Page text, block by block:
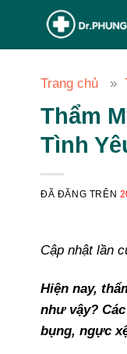
nội
Trang chủ
Thẩm
Tình
ĐÃ ĐĂNG TRÊN
Cập nhật lần
Hiện nay,
như vậy?
bụng, ngực